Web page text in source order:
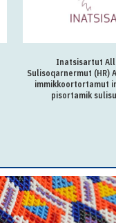
Inatsisartut
Sulisoqarnermut (HR)
immikkoortortamut
pisortamik